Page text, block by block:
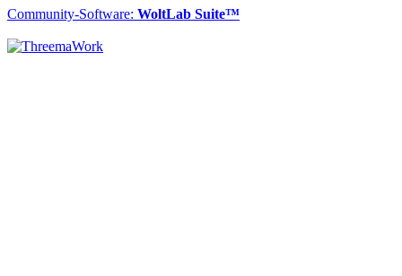
Community-Software: WoltLab Suite™